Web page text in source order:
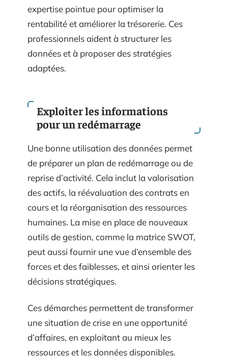
expertise pointue pour optimiser la
rentabilité et améliorer la trésorerie. Ces
professionnels aident à structurer les
données et à proposer des stratégies
adaptées.
Exploiter les informations
pour un redémarrage
Une bonne utilisation des données permet
de préparer un plan de redémarrage ou de
reprise d’activité. Cela inclut la valorisation
des actifs, la réévaluation des contrats en
cours et la réorganisation des ressources
humaines. La mise en place de nouveaux
outils de gestion, comme la matrice SWOT,
peut aussi fournir une vue d’ensemble des
forces et des faiblesses, et ainsi orienter les
décisions stratégiques.
Ces démarches permettent de transformer
une situation de crise en une opportunité
d’affaires, en exploitant au mieux les
ressources et les données disponibles.